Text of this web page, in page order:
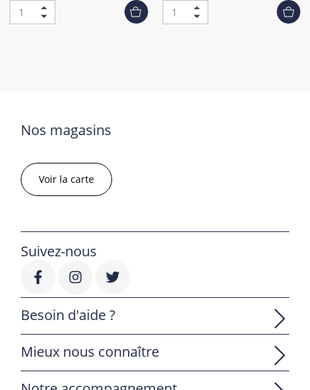
Nos magasins
Voir la carte
Suivez-nous
Besoin d'aide ?
Mieux nous connaître